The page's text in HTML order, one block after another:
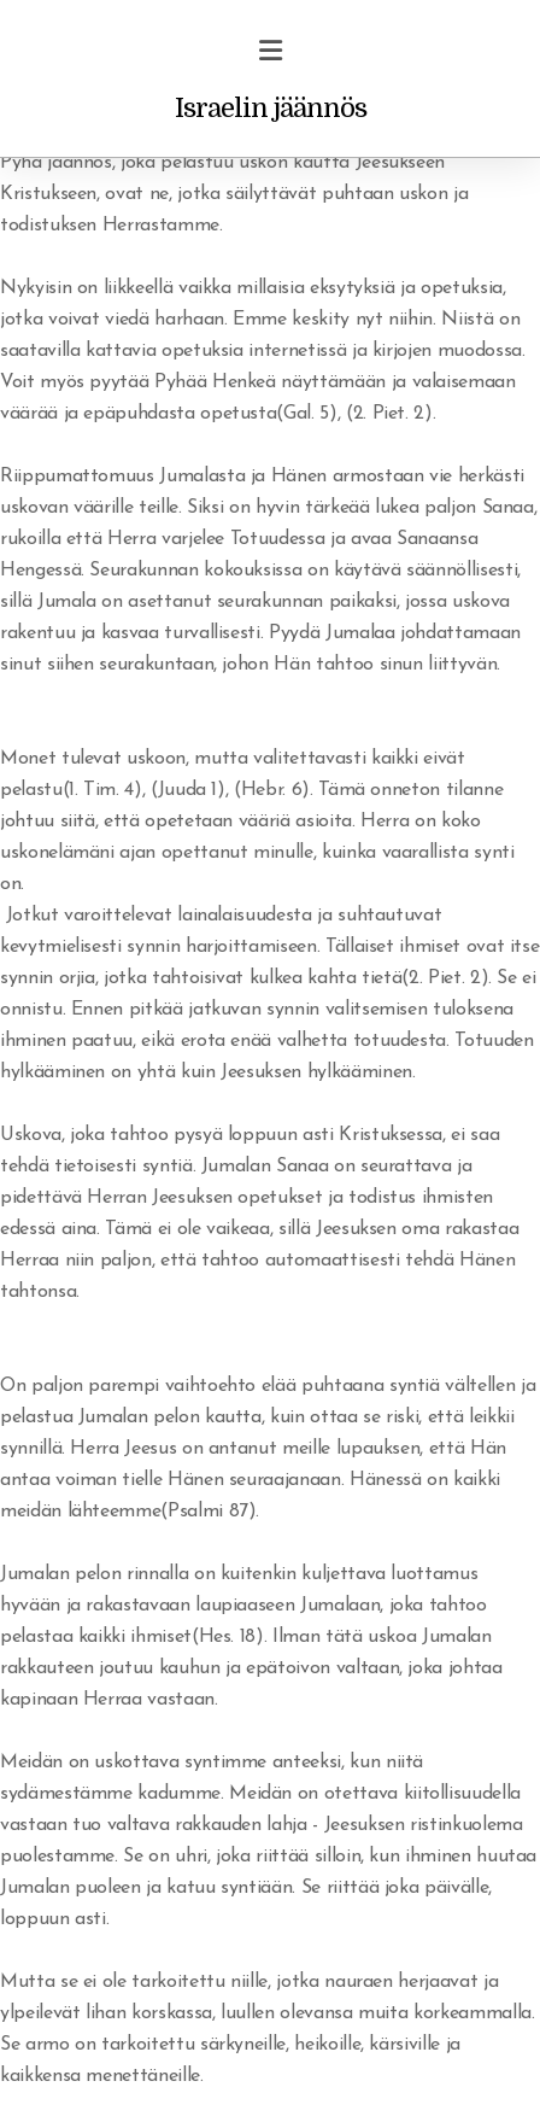
Israelin jäännös
Pyhä jäännös, joka pelastuu uskon kautta Jeesukseen
Kristukseen, ovat ne, jotka säilyttävät puhtaan uskon ja
todistuksen Herrastamme.
Nykyisin on liikkeellä vaikka millaisia eksytyksiä ja opetuksia,
jotka voivat viedä harhaan. Emme keskity nyt niihin. Niistä on
saatavilla kattavia opetuksia internetissä ja kirjojen muodossa.
Voit myös pyytää Pyhää Henkeä näyttämään ja valaisemaan
väärää ja epäpuhdasta opetusta(Gal. 5), (2. Piet. 2).
Riippumattomuus Jumalasta ja Hänen armostaan vie herkästi
uskovan väärille teille. Siksi on hyvin tärkeää lukea paljon Sanaa,
rukoilla että Herra varjelee Totuudessa ja avaa Sanaansa
Hengessä. Seurakunnan kokouksissa on käytävä säännöllisesti,
sillä Jumala on asettanut seurakunnan paikaksi, jossa uskova
rakentuu ja kasvaa turvallisesti. Pyydä Jumalaa johdattamaan
sinut siihen seurakuntaan, johon Hän tahtoo sinun liittyvän.
Monet tulevat uskoon, mutta valitettavasti kaikki eivät
pelastu(1. Tim. 4), (Juuda 1), (Hebr. 6). Tämä onneton tilanne
johtuu siitä, että opetetaan vääriä asioita. Herra on koko
uskonelämäni ajan opettanut minulle, kuinka vaarallista synti
on.
Jotkut varoittelevat lainalaisuudesta ja suhtautuvat
kevytmielisesti synnin harjoittamiseen. Tällaiset ihmiset ovat itse
synnin orjia, jotka tahtoisivat kulkea kahta tietä(2. Piet. 2). Se ei
onnistu. Ennen pitkää jatkuvan synnin valitsemisen tuloksena
ihminen paatuu, eikä erota enää valhetta totuudesta. Totuuden
hylkääminen on yhtä kuin Jeesuksen hylkääminen.
Uskova, joka tahtoo pysyä loppuun asti Kristuksessa, ei saa
tehdä tietoisesti syntiä. Jumalan Sanaa on seurattava ja
pidettävä Herran Jeesuksen opetukset ja todistus ihmisten
edessä aina. Tämä ei ole vaikeaa, sillä Jeesuksen oma rakastaa
Herraa niin paljon, että tahtoo automaattisesti tehdä Hänen
tahtonsa.
On paljon parempi vaihtoehto elää puhtaana syntiä vältellen ja
pelastua Jumalan pelon kautta, kuin ottaa se riski, että leikkii
synnillä. Herra Jeesus on antanut meille lupauksen, että Hän
antaa voiman tielle Hänen seuraajanaan. Hänessä on kaikki
meidän lähteemme(Psalmi 87).
Jumalan pelon rinnalla on kuitenkin kuljettava luottamus
hyvään ja rakastavaan laupiaaseen Jumalaan, joka tahtoo
pelastaa kaikki ihmiset(Hes. 18). Ilman tätä uskoa Jumalan
rakkauteen joutuu kauhun ja epätoivon valtaan, joka johtaa
kapinaan Herraa vastaan.
Meidän on uskottava syntimme anteeksi, kun niitä
sydämestämme kadumme. Meidän on otettava kiitollisuudella
vastaan tuo valtava rakkauden lahja - Jeesuksen ristinkuolema
puolestamme. Se on uhri, joka riittää silloin, kun ihminen huutaa
Jumalan puoleen ja katuu syntiään. Se riittää joka päivälle,
loppuun asti.
Mutta se ei ole tarkoitettu niille, jotka nauraen herjaavat ja
ylpeilevät lihan korskassa, luullen olevansa muita korkeammalla.
Se armo on tarkoitettu särkyneille, heikoille, kärsiville ja
kaikkensa menettäneille.
Profetiat ja unet
Vakava varoitus uskoville
Rohkaisu/ilmestys
Herätys!
Jerobeam vai Paavali?
Miksi ei tule herätystä?
Tapahtukoon Sinun tahtosi
Herran koulussa
Missä on armo?
Tuli syttyy rinnassa
Voittoja
Eben-ezer
Jumala vapauttaa synnistä
Armoa armon päälle
Herätys tulee - vaino alkaa
Itsensä hyväksyminen
Tuomitseminen
Iankaikkisia siunauksia
Yritänkö pelastaa itseni?
Pyydä rakkautta ja saat sen
Jumalan Sanan kunnioittaminen
Suoritusta ja taistelua
Uskon henki ja kuuliaisuus
Hedelmän tuottaminen ja suhde Herraan
Sinulle joka odotat